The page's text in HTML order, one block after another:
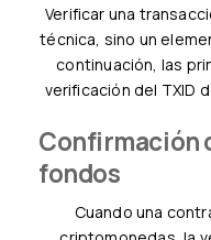
Verificar una transacción Bitcoin no es solo una acción
técnica, sino un
continuación, las
verificación del TXID
Confirmación de recepción de
fondos
Cuando una contraparte afirma haber enviado